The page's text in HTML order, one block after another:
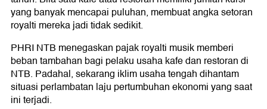
yang banyak mencapai puluhan, membuat angka setoran
royalti mereka jadi tidak sedikit.
PHRI NTB menegaskan pajak royalti musik memberi
beban tambahan bagi pelaku usaha kafe dan restoran di
NTB. Padahal, sekarang iklim usaha tengah dihantam
situasi perlambatan laju pertumbuhan ekonomi yang saat
ini terjadi.